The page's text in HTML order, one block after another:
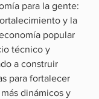
para la gente:
y la
popular
técnico y
a construir
para fortalecer
dinámicos y